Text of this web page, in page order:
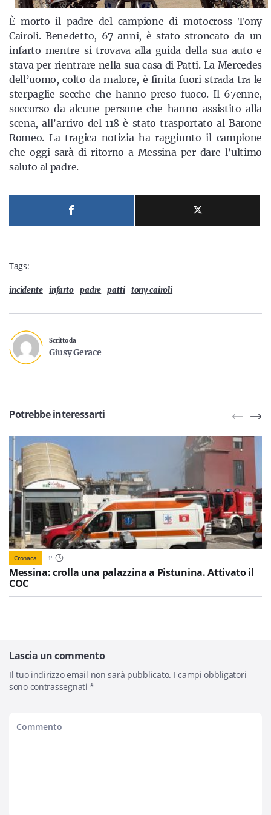
È morto il padre del campione di motocross Tony
Cairoli. Benedetto, 67 anni, è stato stroncato da un
infarto mentre si trovava alla guida della sua auto e
stava per rientrare nella sua casa di Patti. La Mercedes
dell’uomo, colto da malore, è finita fuori strada tra le
sterpaglie secche che hanno preso fuoco. Il 67enne,
soccorso da alcune persone che hanno assistito alla
scena, all’arrivo del 118 è stato trasportato al Barone
Romeo. La tragica notizia ha raggiunto il campione
che oggi sarà di ritorno a Messina per dare l’ultimo
saluto al padre.
Tags:
incidente infarto padre patti tony cairoli
Scritto da
Giusy Gerace
Potrebbe interessarti
Cronaca 1'
Messina: crolla una palazzina a Pistunina. Attivato il
COC
Lascia un commento
Il tuo indirizzo email non sarà pubblicato. I campi obbligatori
sono contrassegnati*